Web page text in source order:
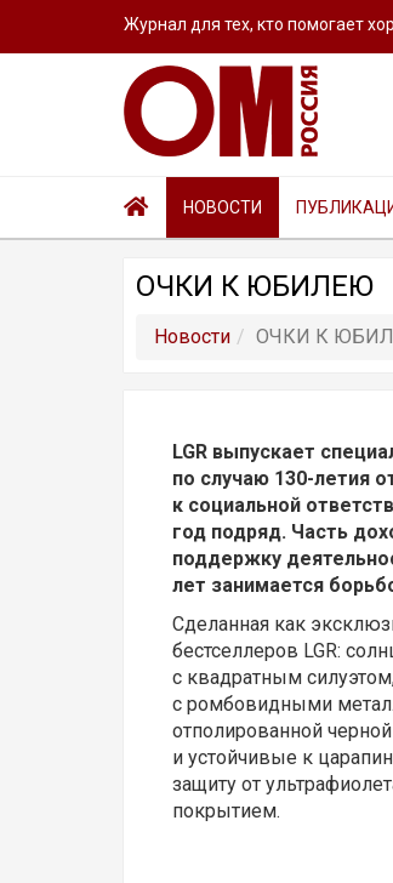
Журнал для тех, кто помогает
НОВОСТИ
ОЧКИ К ЮБИЛЕЮ
Новости ОЧКИ К
LGR выпускает
по случаю 130-летия
к социальной
год подряд. Часть
поддержку
лет занимается
Сделанная как
бестселлеров LGR:
с квадратным
с ромбовидными
отполированной
и устойчивые к
защиту от
покрытием.